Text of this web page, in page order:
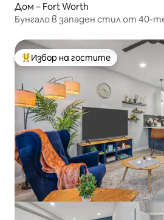
Дом – Fort Worth
Бунгало в западен стил от 40-
Най-популярен избор на гостите
Избор на гостите